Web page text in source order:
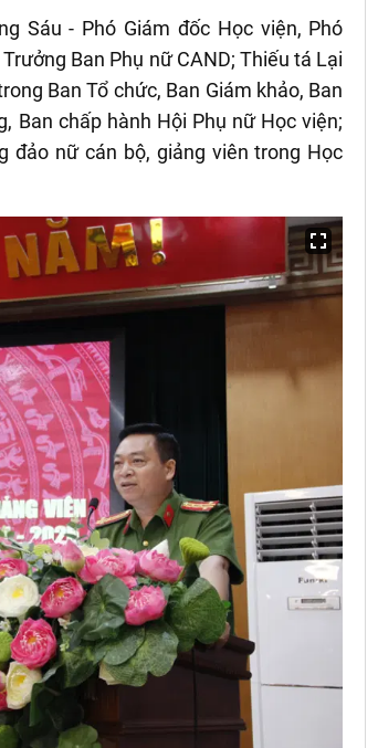
Sáu - Phó Giám đốc Học viện, Phó
Ban Phụ nữ CAND; Thiếu tá Lại
Ban Tổ chức, Ban Giám khảo, Ban
Ban chấp hành Hội Phụ nữ Học viện;
đảo nữ cán bộ, giảng viên trong Học